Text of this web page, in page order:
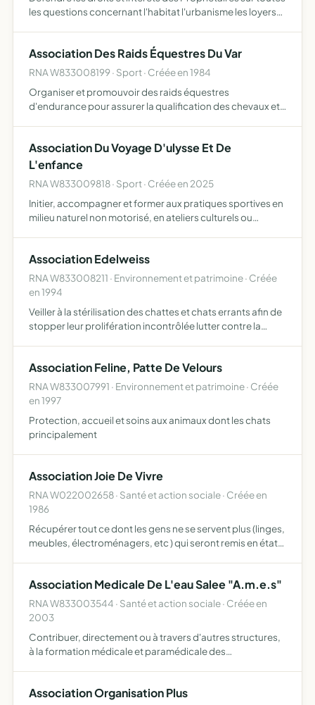
les questions concernant l'habitat l'urbanisme les loyers
Association Des Raids Équestres Du Var
RNA W833008199 · Sport · Créée en 1984
Organiser et promouvoir des raids équestres
d'endurance pour assurer la qualification des chevaux et
Association Du Voyage D'ulysse Et De
L'enfance
RNA W833009818 · Sport · Créée en 2025
Initier, accompagner et former aux pratiques sportives en
milieu naturel non motorisé, en ateliers culturels ou
Association Edelweiss
RNA W833008211 · Environnement et patrimoine · Créée
en 1994
Veiller à la stérilisation des chattes et chats errants afin de
stopper leur prolifération incontrôlée lutter contre la
Association Feline, Patte De Velours
RNA W833007991 · Environnement et patrimoine · Créée
en 1997
Protection, accueil et soins aux animaux dont les chats
principalement
Association Joie De Vivre
RNA W022002658 · Santé et action sociale · Créée en
1986
Récupérer tout ce dont les gens ne se servent plus (linges,
meubles, électroménagers, etc ) qui seront remis en état
Association Medicale De L'eau Salee "A.m.e.s"
RNA W833003544 · Santé et action sociale · Créée en
2003
Contribuer, directement ou à travers d'autres structures,
à la formation médicale et paramédicale des
manifestations …
Association Organisation Plus